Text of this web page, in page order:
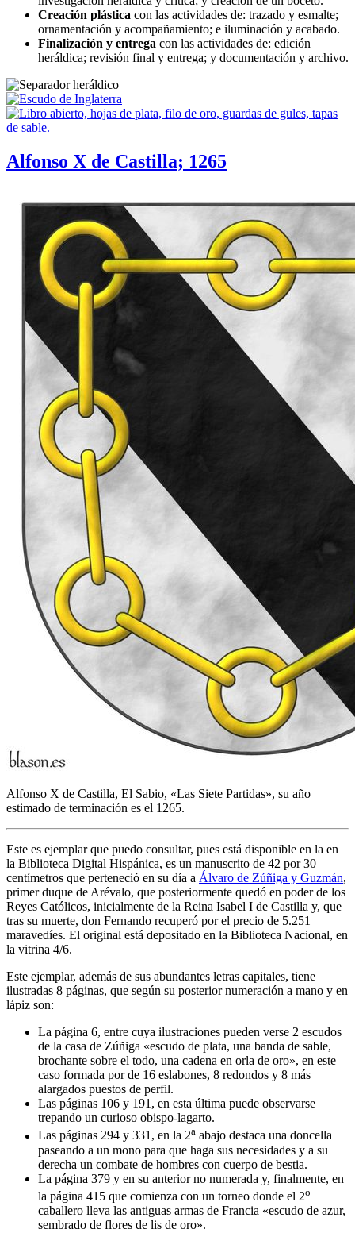
Creación plástica con las actividades de: trazado y esmalte;
ornamentación y acompañamiento; e iluminación y acabado.
Finalización y entrega con las actividades de: edición
heráldica; revisión final y entrega; y documentación y archivo.
Alfonso X de Castilla; 1265
Alfonso X de Castilla, El Sabio, «Las Siete Partidas», su año
estimado de terminación es el 1265.
Este es ejemplar que puedo consultar, pues está disponible en la en
la Biblioteca Digital Hispánica, es un manuscrito de 42 por 30
centímetros que perteneció en su día a Álvaro de Zúñiga y Guzmán,
primer duque de Arévalo, que posteriormente quedó en poder de los
Reyes Católicos, inicialmente de la Reina Isabel I de Castilla y, que
tras su muerte, don Fernando recuperó por el precio de 5.251
maravedíes. El original está depositado en la Biblioteca Nacional, en
la vitrina 4/6.
Este ejemplar, además de sus abundantes letras capitales, tiene
ilustradas 8 páginas, que según su posterior numeración a mano y en
lápiz son:
La página 6, entre cuya ilustraciones pueden verse 2 escudos
de la casa de Zúñiga «escudo de plata, una banda de sable,
brochante sobre el todo, una cadena en orla de oro», en este
caso formada por de 16 eslabones, 8 redondos y 8 más
alargados puestos de perfil.
Las páginas 106 y 191, en esta última puede observarse
trepando un curioso obispo-lagarto.
Las páginas 294 y 331, en la 2a abajo destaca una doncella
paseando a un mono para que haga sus necesidades y a su
derecha un combate de hombres con cuerpo de bestia.
La página 379 y en su anterior no numerada y, finalmente, en
la página 415 que comienza con un torneo donde el 2o
caballero lleva las antiguas armas de Francia «escudo de azur,
sembrado de flores de lis de oro».